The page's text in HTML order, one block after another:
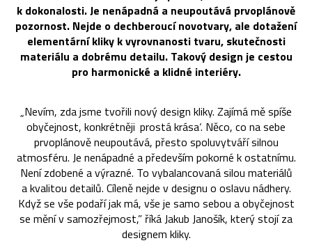
k dokonalosti. Je nenápadná a neupoutává prvoplánově
pozornost. Nejde o dechberoucí novotvary, ale dotažení
elementární kliky k vyrovnanosti tvaru, skutečnosti
materiálu a dobrému detailu. Takový design je cestou
pro harmonické a klidné interiéry.
„Nevím, zda jsme tvořili nový design kliky. Zajímá mě spíše
obyčejnost, konkrétněji ‚prostá krása‘. Něco, co na sebe
prvoplánově neupoutává, přesto spoluvytváří silnou
atmosféru. Je nenápadné a především pokorné k ostatnímu.
Není zdobené a výrazné. To vybalancovaná silou materiálů
a kvalitou detailů. Cíleně nejde v designu o oslavu nádhery.
Když se vše podaří jak má, vše je samo sebou a obyčejnost
se mění v samozřejmost,” říká Jakub Janošík, který stojí za
designem kliky.